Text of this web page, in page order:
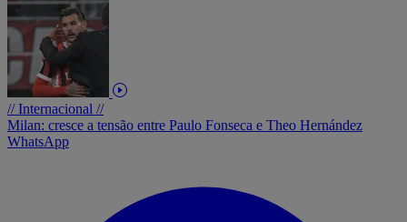
// Internacional //
Milan: cresce a tensão entre Paulo Fonseca e Theo Hernández
WhatsApp